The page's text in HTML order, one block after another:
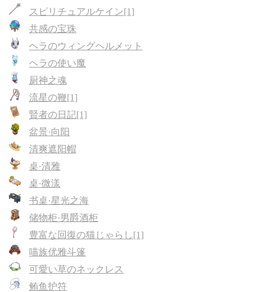
スピリチュアルケイン[1]
共感の宝珠
ヘラのウィングヘルメット
ヘラの使い魔
厨神之魂
流星の鞭[1]
賢者の日記[1]
盆景·向阳
清爽遮阳帽
桌·清雅
桌·微漾
书桌·星光之海
储物柜·男爵酒柜
豊富な回復の猫じゃらし[1]
喵族优雅斗篷
可愛い草のネックレス
鲔鱼护符